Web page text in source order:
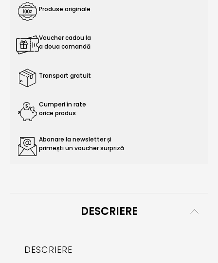
Produse originale
Voucher cadou la
a doua comandă
Transport gratuit
Cumperi în rate
orice produs
Abonare la newsletter și
primești un voucher surpriză
DESCRIERE
DESCRIERE